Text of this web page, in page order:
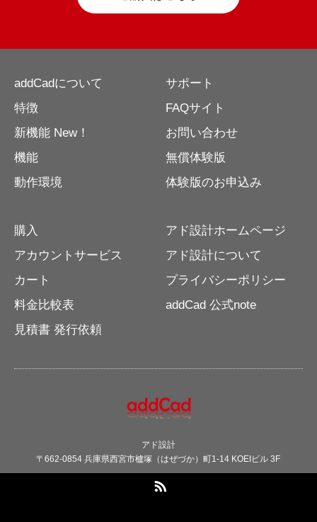
addCadについて
特徴
新機能 New！
機能
動作環境
サポート
FAQサイト
お問い合わせ
無償体験版
体験版のお申込み
購入
アカウントサービス
カート
料金比較表
見積書 発行依頼
アド設計ホームページ
アド設計について
プライバシーポリシー
addCad 公式note
アド設計
〒662-0854 兵庫県西宮市櫨塚（はぜづか）町1-14 KOEIビル 3F